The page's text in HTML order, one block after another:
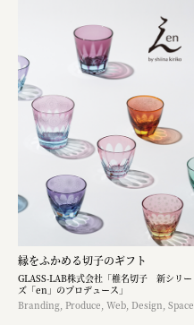
縁をふかめる切子のギフト
GLASS-LAB株式会社「椎名切子 新シリー
ズ「en」のプロデュース」
Branding, Produce, Web, Design, Space